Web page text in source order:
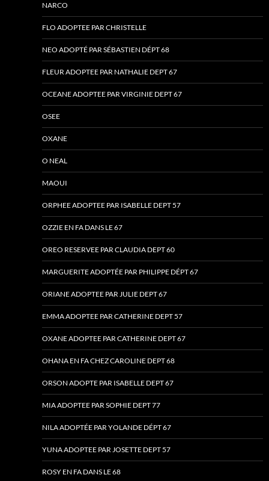
NARCO
FLO ADOPTEE PAR CHRISTELLE
NEO ADOPTÉ PAR SÉBASTIEN DÉPT 68
FLEUR ADOPTEE PAR NATHALIE DEPT 67
OCEANE ADOPTEE PAR VIRGINIE DEPT 67
OSEE
OXANE
O NEAL
MAOUI
ORPHEE ADOPTEE PAR ISABELLE DEPT 57
OZZIE EN FA DANS LE 67
OREO RESERVEE PAR CLAUDIA DEPT 60
MARGUERITE ADOPTÉE PAR PHILIPPE DÉPT 67
ORIANE ADOPTEE PAR JULIE DEPT 67
EMMA ADOPTEE PAR CATHERINE DEPT 57
OXANE ADOPTEE PAR CATHERINE DEPT 67
OHANA EN FA CHEZ CAROLINE DEPT 68
ORSON ADOPTE PAR ISABELLE DEPT 67
MIA ADOPTEE PAR SOPHIE DEPT 77
NILA ADOPTÉE PAR YOLANDE DÉPT 67
YUNA ADOPTEE PAR JOSETTE DEPT 57
ROSY EN FA DANS LE 68